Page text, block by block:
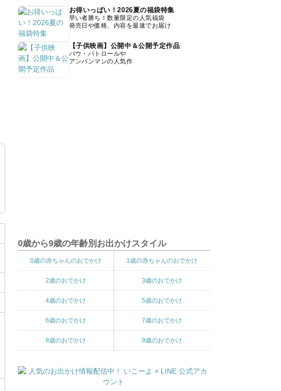
お得いっぱい！2026夏の福袋特集
早い者勝ち！数量限定の人気福袋
発売日や価格、内容を最速でお届け
【子供映画】公開中＆公開予定作品
パウ・パトロールや
アンパンマンの人気作
0歳から9歳の年齢別お出かけスタイル
0歳の赤ちゃんのおでかけ 1歳の赤ちゃんのおでかけ
2歳のおでかけ 3歳のおでかけ
4歳のおでかけ 5歳のおでかけ
6歳のおでかけ 7歳のおでかけ
8歳のおでかけ 9歳のおでかけ